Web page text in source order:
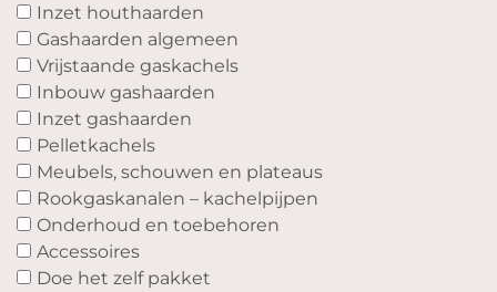
Inzet houthaarden
Gashaarden algemeen
Vrijstaande gaskachels
Inbouw gashaarden
Inzet gashaarden
Pelletkachels
Meubels, schouwen en plateaus
Rookgaskanalen – kachelpijpen
Onderhoud en toebehoren
Accessoires
Doe het zelf pakket